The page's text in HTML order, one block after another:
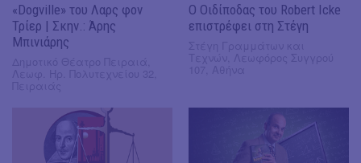
«Dogville» του Λαρς φον
Τρίερ | Σκην.: Άρης
Μπινιάρης
O Οιδίποδας του Robert Icke
επιστρέφει στη Στέγη